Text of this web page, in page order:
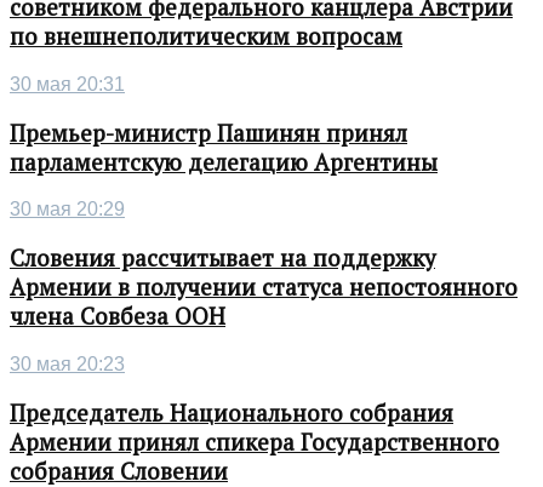
советником федерального канцлера Австрии
по внешнеполитическим вопросам
30 мая 20:31
Премьер-министр Пашинян принял
парламентскую делегацию Аргентины
30 мая 20:29
Словения рассчитывает на поддержку
Армении в получении статуса непостоянного
члена Совбеза ООН
30 мая 20:23
Председатель Национального собрания
Армении принял спикера Государственного
собрания Словении